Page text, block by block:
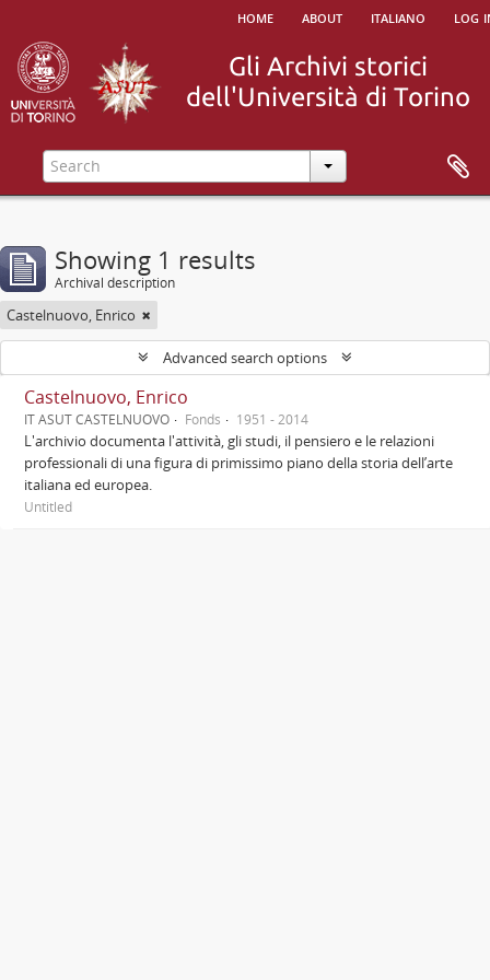
home about italiano log
Showing 1 results
Archival description
Castelnuovo, Enrico
Advanced search options
Castelnuovo, Enrico
IT ASUT CASTELNUOVO Fonds 1951 - 2014
L'archivio documenta l'attività, gli studi, il pensiero e le relazioni
professionali di una figura di primissimo piano della storia dell’arte
italiana ed europea.
Untitled